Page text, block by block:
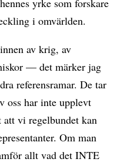
yrke som forskare
i omvärlden.
av krig, av
— det märker jag
referensramar. De tar
oss har inte upplevt
att vi regelbundet kan
Om man
allt vad det INTE